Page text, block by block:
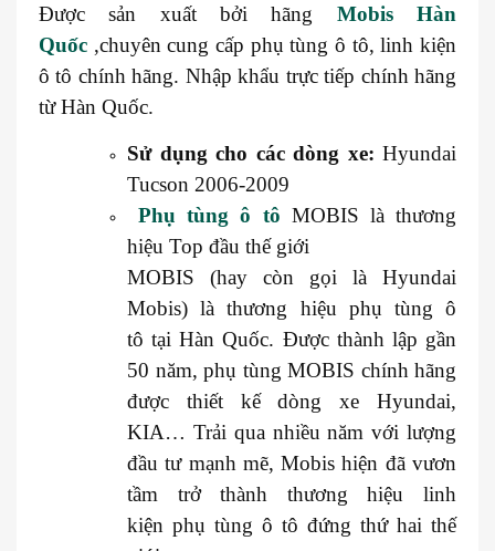
Được sản xuất bởi hãng Mobis Hàn
Quốc ,chuyên cung cấp phụ tùng ô tô, linh kiện
ô tô chính hãng. Nhập khẩu trực tiếp chính hãng
từ Hàn Quốc.
Sử dụng cho các dòng xe: Hyundai
Tucson 2006-2009
Phụ tùng ô tô MOBIS là thương
hiệu Top đầu thế giới
MOBIS (hay còn gọi là Hyundai
Mobis) là thương hiệu phụ tùng ô
tô tại Hàn Quốc. Được thành lập gần
50 năm, phụ tùng MOBIS chính hãng
được thiết kế dòng xe Hyundai,
KIA… Trải qua nhiều năm với lượng
đầu tư mạnh mẽ, Mobis hiện đã vươn
tầm trở thành thương hiệu linh
kiện phụ tùng ô tô đứng thứ hai thế